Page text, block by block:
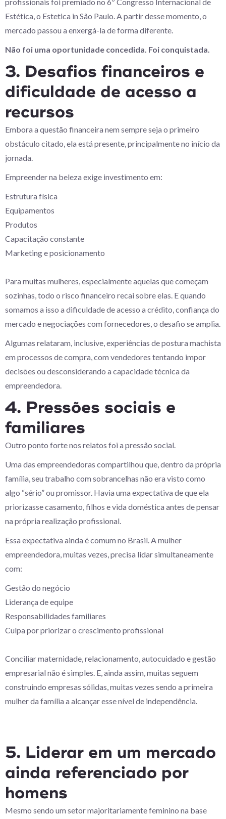
Estética, o Estetica in São Paulo. A partir desse momento, o
mercado passou a enxergá-la de forma diferente.
Não foi uma oportunidade concedida. Foi conquistada.
3. Desafios financeiros e
dificuldade de acesso a
recursos
Embora a questão financeira nem sempre seja o primeiro
obstáculo citado, ela está presente, principalmente no início da
jornada.
Empreender na beleza exige investimento em:
Estrutura física
Equipamentos
Produtos
Capacitação constante
Marketing e posicionamento
Para muitas mulheres, especialmente aquelas que começam
sozinhas, todo o risco financeiro recai sobre elas. E quando
somamos a isso a dificuldade de acesso a crédito, confiança do
mercado e negociações com fornecedores, o desafio se amplia.
Algumas relataram, inclusive, experiências de postura machista
em processos de compra, com vendedores tentando impor
decisões ou desconsiderando a capacidade técnica da
empreendedora.
4. Pressões sociais e
familiares
Outro ponto forte nos relatos foi a pressão social.
Uma das empreendedoras compartilhou que, dentro da própria
família, seu trabalho com sobrancelhas não era visto como
algo “sério” ou promissor. Havia uma expectativa de que ela
priorizasse casamento, filhos e vida doméstica antes de pensar
na própria realização profissional.
Essa expectativa ainda é comum no Brasil. A mulher
empreendedora, muitas vezes, precisa lidar simultaneamente
com:
Gestão do negócio
Liderança de equipe
Responsabilidades familiares
Culpa por priorizar o crescimento profissional
Conciliar maternidade, relacionamento, autocuidado e gestão
empresarial não é simples. E, ainda assim, muitas seguem
construindo empresas sólidas, muitas vezes sendo a primeira
mulher da família a alcançar esse nível de independência.
5. Liderar em um mercado
ainda referenciado por
homens
Mesmo sendo um setor majoritariamente feminino na base